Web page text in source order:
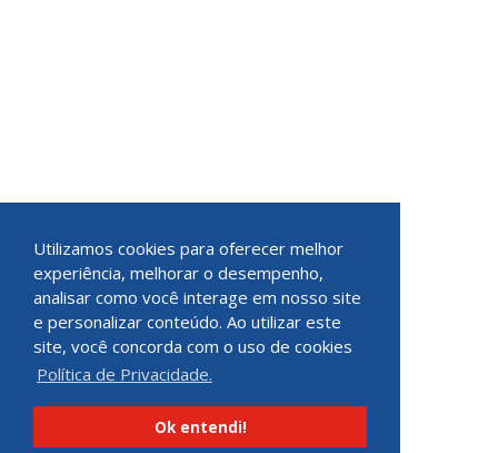
Utilizamos cookies para oferecer melhor
experiência, melhorar o desempenho,
analisar como você interage em nosso site
e personalizar conteúdo. Ao utilizar este
site, você concorda com o uso de cookies
Política de Privacidade.
Ok entendi!